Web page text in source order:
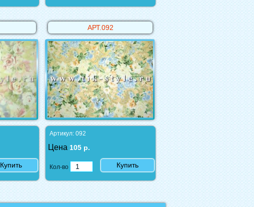
Купить
АРТ.092
Артикул: 092
Цена 105 р.
Кол-во Купить